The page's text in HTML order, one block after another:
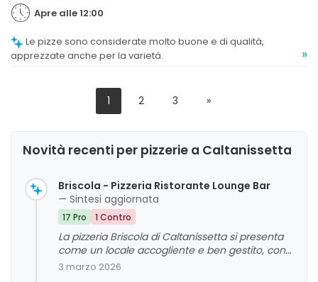
Apre alle 12:00
apprezzate anche per la varietà.
»
1 2 3 »
Novità recenti per pizzerie a Caltanissetta
Briscola - Pizzeria Ristorante Lounge Bar
— Sintesi aggiornata
17 Pro 1 Contro
La pizzeria Briscola di Caltanissetta si presenta
come un locale accogliente e ben gestito, con
un'ampia soddisfazione da parte della clientela
3 marzo 2026